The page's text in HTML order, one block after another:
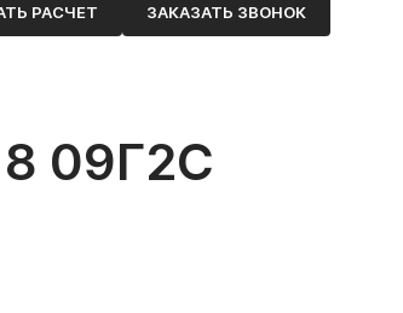
РАСЧЕТ ЗАКАЗАТЬ ЗВОНОК
09Г2С